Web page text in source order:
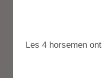
Les 4 horsemen